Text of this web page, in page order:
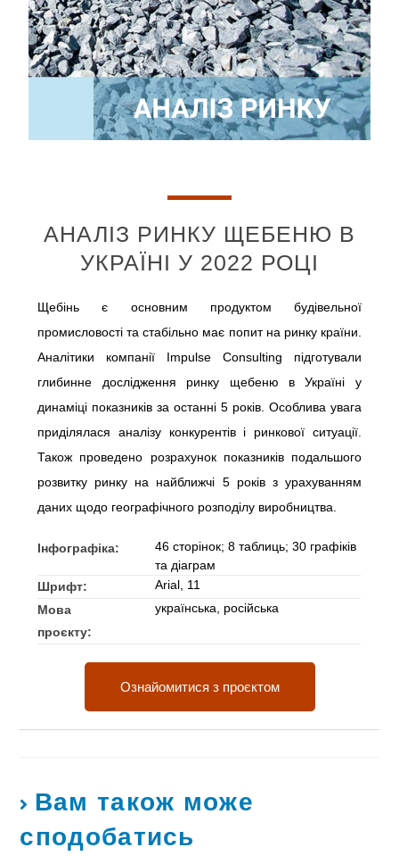
АНАЛІЗ РИНКУ ЩЕБЕНЮ В
УКРАЇНІ У 2022 РОЦІ
Щебінь є основним продуктом будівельної
промисловості та стабільно має попит на ринку країни.
Аналітики компанії Impulse Consulting підготували
глибинне дослідження ринку щебеню в Україні у
динаміці показників за останні 5 років. Особлива увага
приділялася аналізу конкурентів і ринкової ситуації.
Також проведено розрахунок показників подальшого
розвитку ринку на найближчі 5 років з урахуванням
даних щодо географічного розподілу виробництва.
Інфографіка:
46 сторінок; 8 таблиць; 30 графіків
та діаграм
Шрифт:
Arial, 11
Мова
проєкту:
українська, російська
Ознайомитися з проєктом
Вам також може
сподобатись